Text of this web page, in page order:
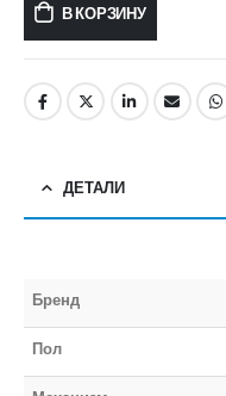
В КОРЗИНУ
ДЕТАЛИ
Бренд
Пол